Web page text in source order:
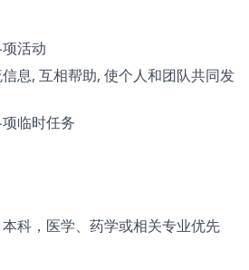
活动
息, 互相帮助, 使个人和团队共同发
临时任务
科，医学、药学或相关专业优先